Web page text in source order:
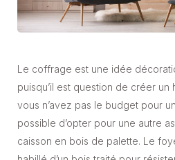
Le coffrage est une idée
puisqu’il est question de créer un
vous n’avez pas le budget pour
possible d’opter pour une autre
caisson en bois de palette. Le